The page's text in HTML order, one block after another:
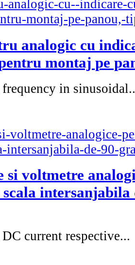
analogic cu
montaj pe
in
si voltmetre
scala
current respective...